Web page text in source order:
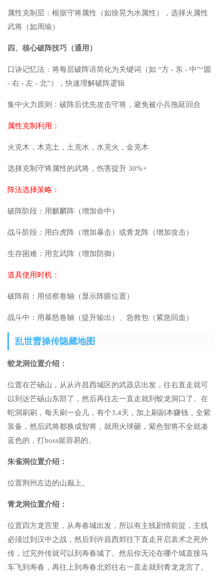
属性克制层：根据守将属性（如徐晃为水属性），选择火属性
武将（如周瑜）
四、核心破阵技巧（通用）
口诀记忆法：将每层破阵语简化为关键词（如 “方 - 东 - 中”“圆
- 右 - 左 - 北”），快速理解破阵逻辑
集中火力原则：破阵后优先攻击守将，避免被小兵拖延回合
属性克制利用：
火克木，木克土，土克水，水克火，金克木
选择克制守将属性的武将，伤害提升 30%+
阵法选择策略：
破阵阶段：用麒麟阵（增加命中）
战斗阶段：用白虎阵（增加暴击）或青龙阵（增加攻击）
生存困难：用玄武阵（增加防御）
道具使用时机：
破阵前：用侦察卷轴（显示阵眼位置）
战斗中：用暴怒卷轴（提升输出）、急救包（紧急回血）
乱世曹操传隐藏地图
蛟龙洞位置介绍：
位置在芒砀山，从从许昌西城区的武器店出发，往右直走就可
以到达芒砀山东部了，然后再往左一直走就到蛟龙洞口了。在
蛇洞刷刷，每天刷一会儿，有个3.4天，加上刷副本赚钱，全紫
装备，然后武将都换成智将，就用火球砸，紫色智将不全就凑
蓝色的，打boss挺容易的。
朱雀洞位置介绍：
位置荆州左边的山巅上。
青龙洞位置介绍：
位置四方龙宫里，从寿春城出发，所以有主线剧情前提，主线
必须过到汉中之战，然后到许昌西郊往下直走开启袁术之死外
传，过完外传就可以到寿春城了。然后你无论在哪个城直接马
车飞到寿春，再往上到寿春北郊往右一直走就到青龙龙宫了。